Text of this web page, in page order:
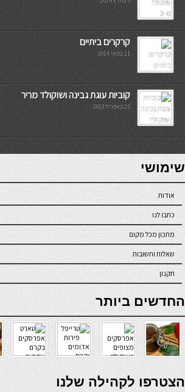
קרקרים ביתיים
21 במאי 2014
קוביות עוגת גבינה ושוקולד מריר
25 באפריל 2013
7slots
seriöse online casinos österreich
שימושי
אודות
כתבו לנו
מתכון מכל מקום
שאלות ותשובות
תקנון
online casino
החדשים ביותר
verde casino
הצטרפו לקהילה שלנו